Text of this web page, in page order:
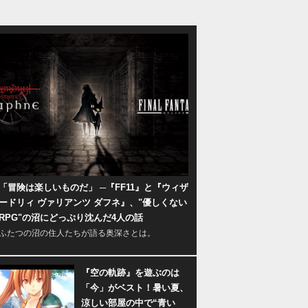
冒険は楽しいものだ」 ─『FF11』と『ウィザ
ドリィ ヴァリアンツ ダフネ』、"優しくない
の沼にどっぷり沈んだ4人の話
たつの沼の住人たちが語る奥深さとは。
『空の軌跡』を遊ぶのは
「今」がベスト！暑い夏、
涼しい部屋の中で“青い